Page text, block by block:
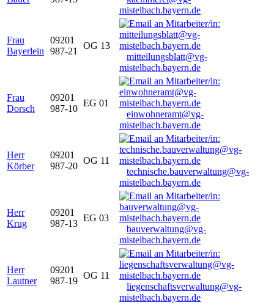
mistelbach.bayern.de
Frau
Bayerlein
09201
987-21
OG 13
mitteilungsblatt@vg-
mistelbach.bayern.de
Frau
Dorsch
09201
987-10
EG 01
einwohneramt@vg-
mistelbach.bayern.de
Herr
Körber
09201
987-20
OG 11
technische.bauverwaltung@vg-
mistelbach.bayern.de
Herr
Krug
09201
987-13
EG 03
bauverwaltung@vg-
mistelbach.bayern.de
Herr
Lautner
09201
987-19
OG 11
liegenschaftsverwaltung@vg-
mistelbach.bayern.de